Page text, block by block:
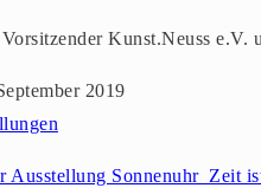
Kunst.Neuss
2019
Ausstellung Sonnenuhr_Zeit